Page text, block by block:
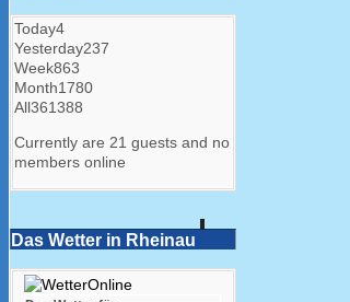
Today4
Yesterday237
Week863
Month1780
All361388
Currently are 21 guests and no
members online
Das Wetter in Rheinau